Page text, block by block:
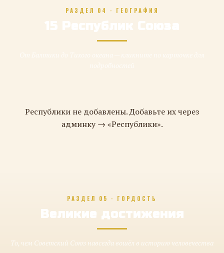
РАЗДЕЛ 04 · ГЕОГРАФИЯ
15 Республик Союза
Республики не добавлены. Добавьте их через
админку → «Республики».
РАЗДЕЛ 05 · ГОРДОСТЬ
Великие достижения
То, чем Советский Союз навсегда вошёл в историю человечества